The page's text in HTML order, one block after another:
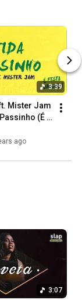
3:39
Mister Jam
(É
ago
3:07